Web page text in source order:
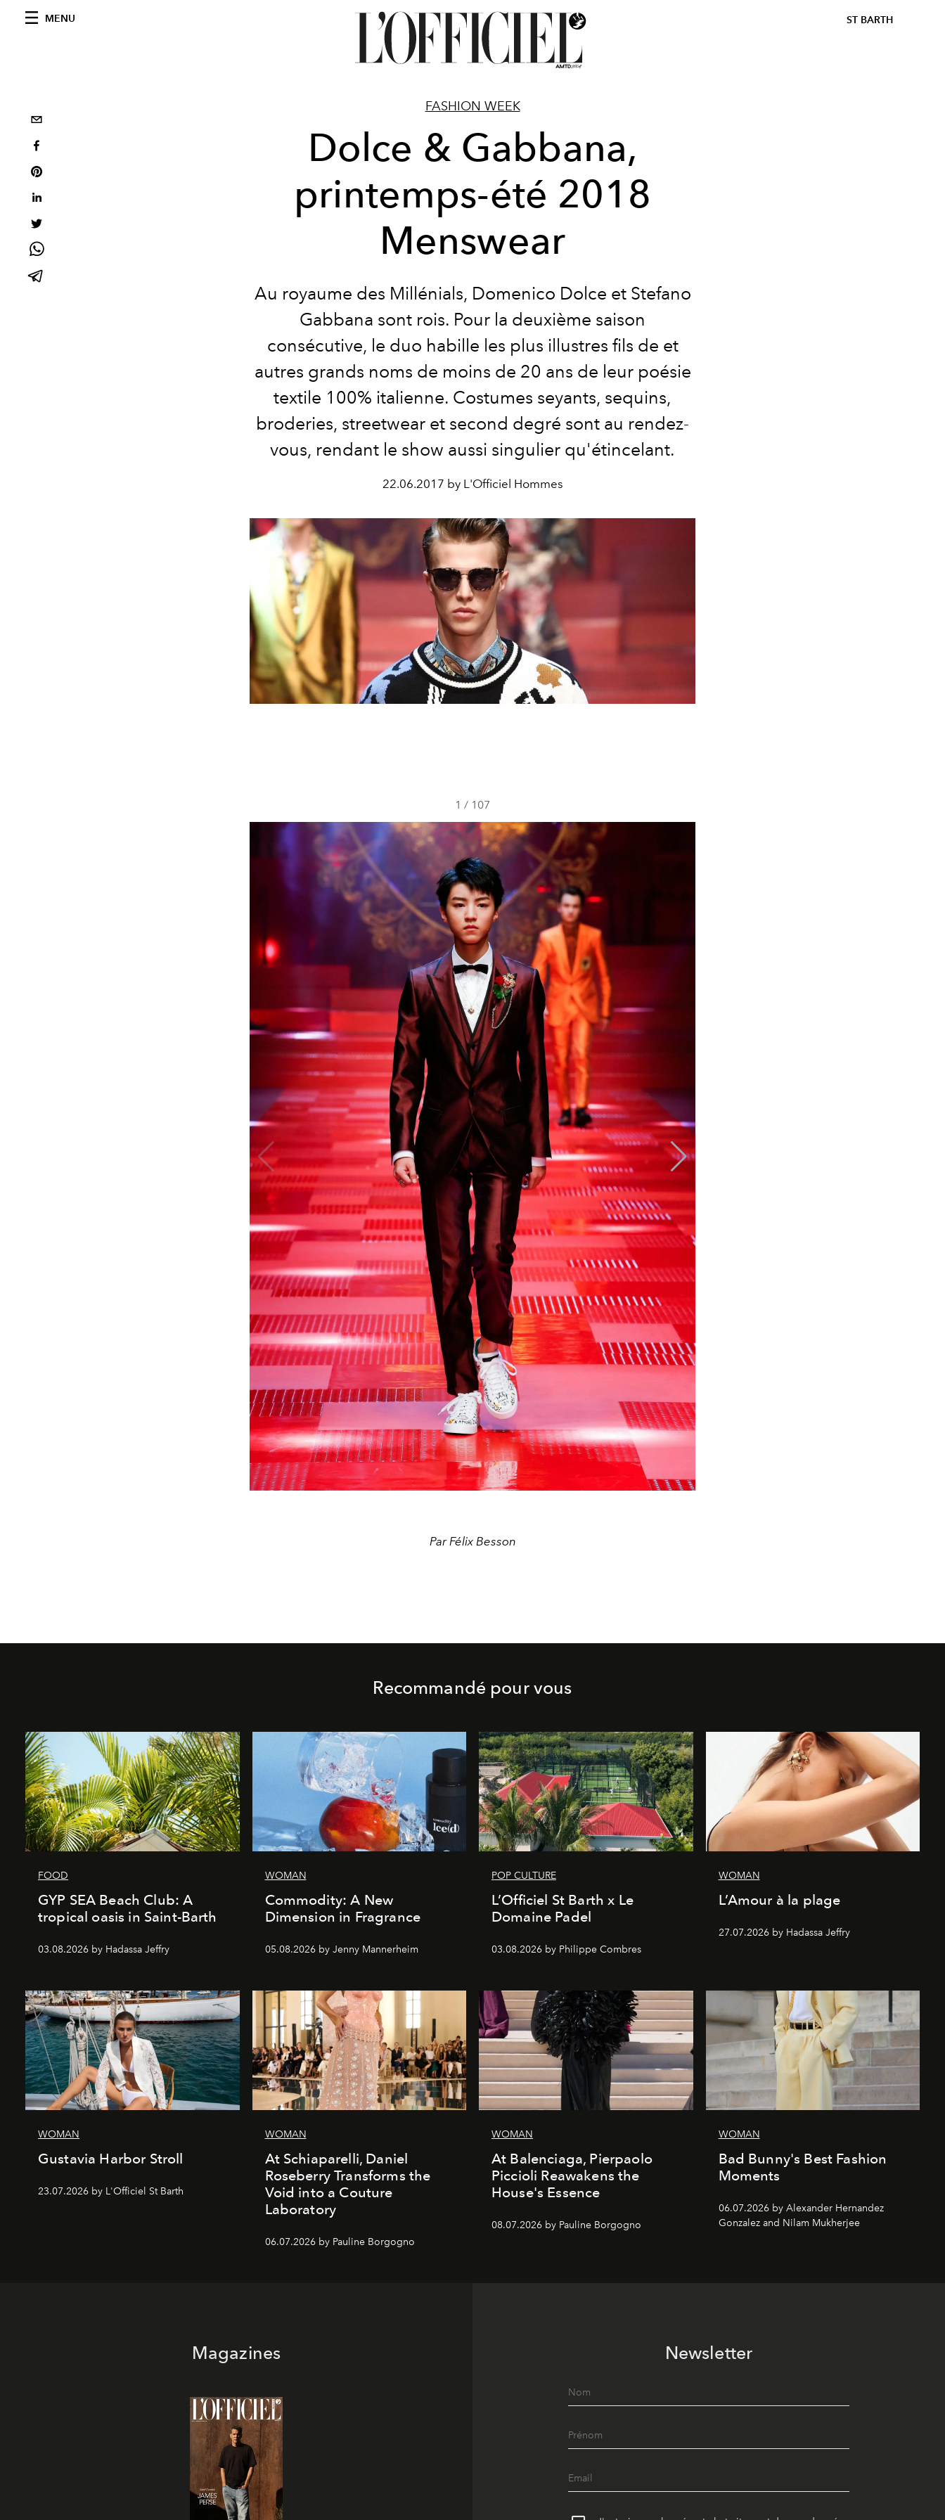
MENU ST BARTH
FASHION WEEK
Dolce & Gabbana,
printemps-été 2018
Menswear
Au royaume des Millénials, Domenico Dolce et Stefano
Gabbana sont rois. Pour la deuxième saison
consécutive, le duo habille les plus illustres fils de et
autres grands noms de moins de 20 ans de leur poésie
textile 100% italienne. Costumes seyants, sequins,
broderies, streetwear et second degré sont au rendez-
vous, rendant le show aussi singulier qu'étincelant.
22.06.2017 by L'Officiel Hommes
1 / 107
Par Félix Besson
Recommandé pour vous
FOOD
GYP SEA Beach Club: A
tropical oasis in Saint-Barth
03.08.2026 by Hadassa Jeffry
WOMAN
Commodity: A New
Dimension in Fragrance
05.08.2026 by Jenny Mannerheim
POP CULTURE
L’Officiel St Barth x Le
Domaine Padel
03.08.2026 by Philippe Combres
WOMAN
L’Amour à la plage
27.07.2026 by Hadassa Jeffry
WOMAN
Gustavia Harbor Stroll
23.07.2026 by L'Officiel St Barth
WOMAN
At Schiaparelli, Daniel
Roseberry Transforms the
Void into a Couture
Laboratory
06.07.2026 by Pauline Borgogno
WOMAN
At Balenciaga, Pierpaolo
Piccioli Reawakens the
House's Essence
08.07.2026 by Pauline Borgogno
WOMAN
Bad Bunny's Best Fashion
Moments
06.07.2026 by Alexander Hernandez
Gonzalez and Nilam Mukherjee
Magazines Newsletter